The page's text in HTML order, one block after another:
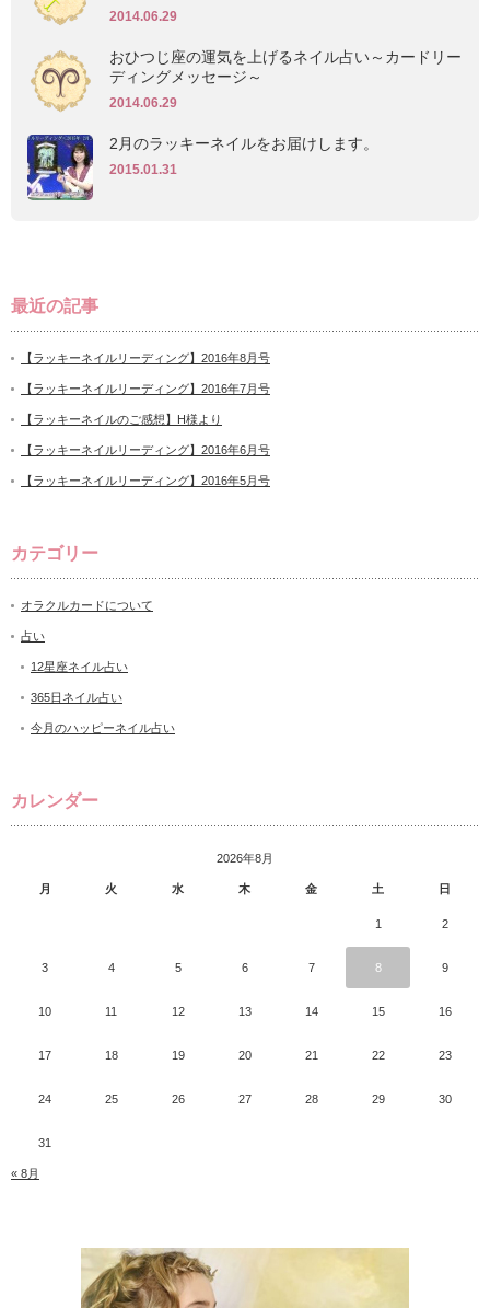
2014.06.29
おひつじ座の運気を上げるネイル占い～カードリー
ディングメッセージ～
2014.06.29
2月のラッキーネイルをお届けします。
2015.01.31
最近の記事
【ラッキーネイルリーディング】2016年8月号
【ラッキーネイルリーディング】2016年7月号
【ラッキーネイルのご感想】H様より
【ラッキーネイルリーディング】2016年6月号
【ラッキーネイルリーディング】2016年5月号
カテゴリー
オラクルカードについて
占い
12星座ネイル占い
365日ネイル占い
今月のハッピーネイル占い
カレンダー
2026年8月
月 火 水 木 金 土 日
1 2
3 4 5 6 7 8 9
10 11 12 13 14 15 16
17 18 19 20 21 22 23
24 25 26 27 28 29 30
31
« 8月